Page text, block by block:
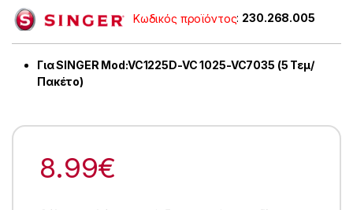
Κωδικός προϊόντος: 230.268.005
Για SINGER Mod:VC1225D-VC 1025-VC7035 (5 Τεμ/
Πακέτο)
8.99€